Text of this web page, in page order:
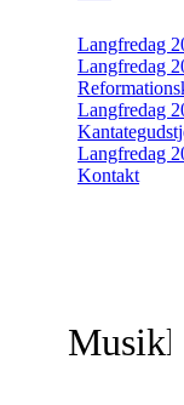
Langfredag
Langfredag
Langfredag
Langfredag
Kontakt